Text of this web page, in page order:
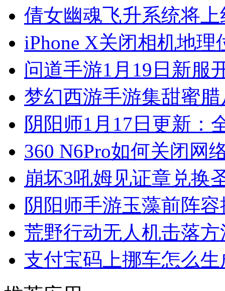
倩女幽魂飞升系统将
iPhone X关闭相机地理
问道手游1月19日新服
梦幻西游手游集甜蜜
阴阳师1月17日更新：
360 N6Pro如何关闭网
崩坏3吼姆见证章兑换
阴阳师手游玉藻前阵
荒野行动无人机击落
支付宝码上挪车怎么生